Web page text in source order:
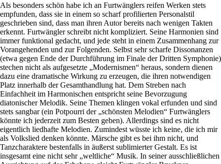
Als besonders schön habe ich an Furtwänglers reifen Werken stets
empfunden, dass sie in einem so scharf profilierten Personalstil
geschrieben sind, dass man ihren Autor bereits nach wenigen Takten
erkennt. Furtwängler schreibt nicht kompliziert. Seine Harmonien sind
immer funktional gedacht, und jede steht in einem Zusammenhang zur
Vorangehenden und zur Folgenden. Selbst sehr scharfe Dissonanzen
(etwa gegen Ende der Durchführung im Finale der Dritten Symphonie)
stechen nicht als aufgesetzte „Modernismen“ heraus, sondern dienen
dazu eine dramatische Wirkung zu erzeugen, die ihren notwendigen
Platz innerhalb der Gesamthandlung hat. Dem Streben nach
Einfachheit im Harmonischen entspricht seine Bevorzugung
diatonischer Melodik. Seine Themen klingen vokal erfunden und sind
stets sangbar (ein Potpourri der „schönsten Melodien“ Furtwänglers
könnte ich jederzeit zum Besten geben). Allerdings sind es nicht
eigentlich liedhafte Melodien. Zumindest wüsste ich keine, die ich mir
als Volkslied denken könnte. Märsche gibt es bei ihm nicht, und
Tanzcharaktere bestenfalls in äußerst sublimierter Gestalt. Es ist
insgesamt eine nicht sehr „weltliche“ Musik. In seiner ausschließlichen